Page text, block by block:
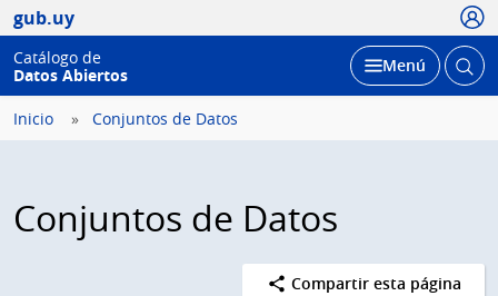
gub.uy
Catálogo de
Datos Abiertos
Desplegar
Menú Abrir
Inicio Conjuntos de Datos
Conjuntos de Datos
Compartir esta página